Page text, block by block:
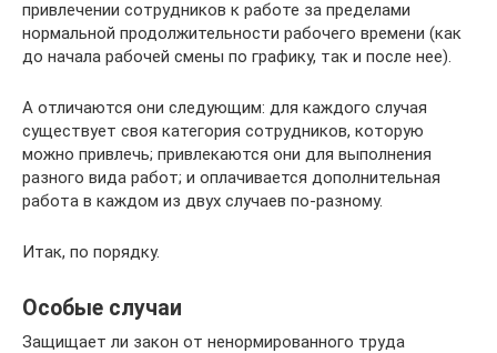
привлечении сотрудников к работе за пределами
нормальной продолжительности рабочего времени (как
до начала рабочей смены по графику, так и после нее).
А отличаются они следующим: для каждого случая
существует своя категория сотрудников, которую
можно привлечь; привлекаются они для выполнения
разного вида работ; и оплачивается дополнительная
работа в каждом из двух случаев по-разному.
Итак, по порядку.
Особые случаи
Защищает ли закон от ненормированного труда